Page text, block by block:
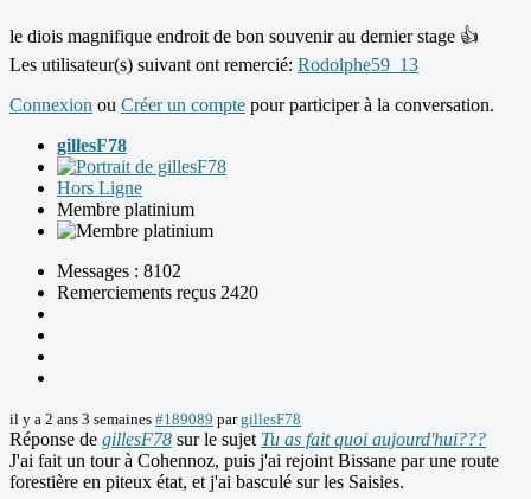
le diois magnifique endroit de bon souvenir au dernier stage 👍
Les utilisateur(s) suivant ont remercié: Rodolphe59_13
Connexion ou Créer un compte pour participer à la conversation.
gillesF78
Hors Ligne
Membre platinium
Messages : 8102
Remerciements reçus 2420
il y a 2 ans 3 semaines #189089 pargillesF78
Réponse de gillesF78 sur le sujet Tu as fait quoi aujourd'hui???
J'ai fait un tour à Cohennoz, puis j'ai rejoint Bissane par une route
forestière en piteux état, et j'ai basculé sur les Saisies.